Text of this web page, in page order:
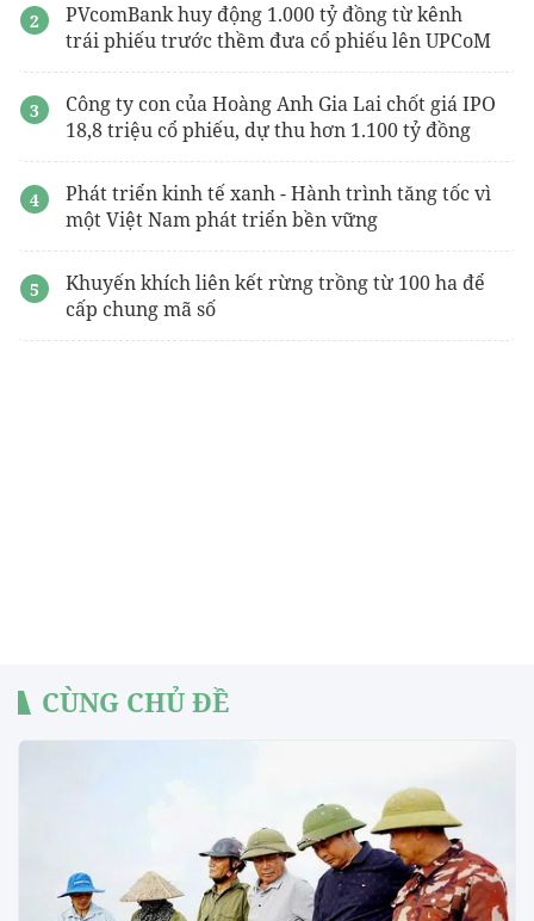
PVcomBank huy động 1.000 tỷ đồng từ kênh
trái phiếu trước thềm đưa cổ phiếu lên UPCoM
Công ty con của Hoàng Anh Gia Lai chốt giá IPO
18,8 triệu cổ phiếu, dự thu hơn 1.100 tỷ đồng
Phát triển kinh tế xanh - Hành trình tăng tốc vì
một Việt Nam phát triển bền vững
Khuyến khích liên kết rừng trồng từ 100 ha để
cấp chung mã số
CÙNG CHỦ ĐỀ